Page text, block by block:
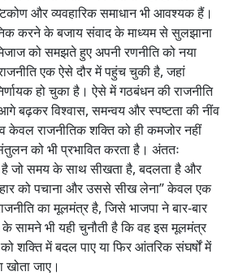
और व्यवहारिक समाधान भी आवश्यक हैं।
करने के बजाय संवाद के माध्यम से सुलझाना
को समझते हुए अपनी रणनीति को नया
एक ऐसे दौर में पहुंच चुकी है, जहां
हो चुका है। ऐसे में गठबंधन की राजनीति
विश्वास, समन्वय और स्पष्टता की नींव
केवल राजनीतिक शक्ति को ही कमजोर नहीं
को भी प्रभावित करता है। अंततः
है जो समय के साथ सीखता है, बदलता है और
को पचाना और उससे सीख लेना” केवल एक
का मूलमंत्र है, जिसे भाजपा ने बार-बार
के सामने भी यही चुनौती है कि वह इस मूलमंत्र
शक्ति में बदल पाए या फिर आंतरिक संघर्षों में
जाए।